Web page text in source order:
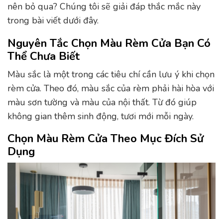
nên bỏ qua? Chúng tôi sẽ giải đáp thắc mắc này
trong bài viết dưới đây.
Nguyên Tắc Chọn Màu Rèm Cửa Bạn Có
Thể Chưa Biết
Màu sắc là một trong các tiêu chí cần lưu ý khi chọn
rèm cửa. Theo đó, màu sắc của rèm phải hài hòa với
màu sơn tường và màu của nội thất. Từ đó giúp
không gian thêm sinh động, tươi mới mỗi ngày.
Chọn Màu Rèm Cửa Theo Mục Đích Sử
Dụng